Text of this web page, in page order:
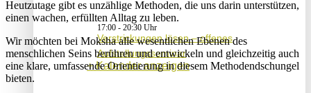
17:00 - 20:30
Verstrickungen lösen – offenes
Aufstellungsseminar
Kalender anzeigen
Heutzutage gibt es unzählige Methoden, die uns darin unterstützen,
einen wachen, erfüllten Alltag zu leben.
Wir möchten bei Moksha alle wesent­lichen Ebenen des
menschlichen Seins berühren und entwickeln und gleichzeitig auch
eine klare, umfassende Orientierung in diesem Methodendschungel
bieten.